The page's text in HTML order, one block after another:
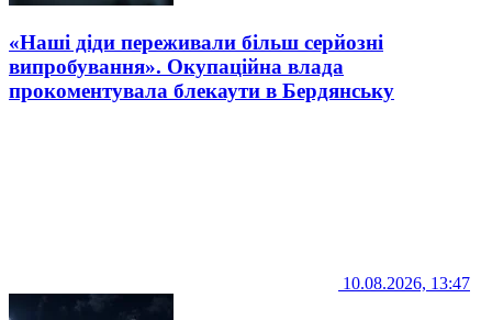
«Наші діди переживали більш серйозні
випробування». Окупаційна влада
прокоментувала блекаути в Бердянську
10.08.2026, 13:47